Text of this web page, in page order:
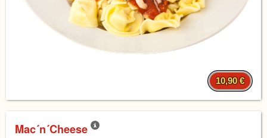
10,90 €
Mac´n´Cheese